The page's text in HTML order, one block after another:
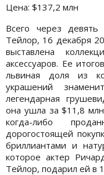
Цена: $137,2 млн
Всего через девять
Тейлор, 16 декабря
выставлена
аксессуаров. Ее
львиная доля из
украшений
легендарная
она ушла за $11,8
когда-либо
дорогостоящей
бриллиантами и
которое актер
Тейлор, подарил ей в